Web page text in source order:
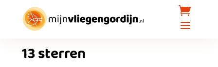
Home
13 sterren